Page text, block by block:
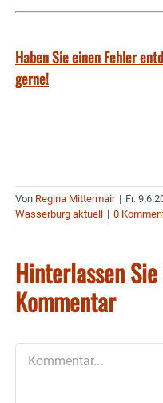
Haben Sie einen Fehler
gerne!
Von Regina Mittermair | Fr.
Wasserburg aktuell
| 0
Hinterlassen
Kommentar